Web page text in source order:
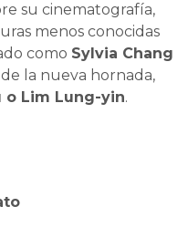
su cinematografía,
menos conocidas
como Sylvia Chang
la nueva hornada,
o Lim Lung-yin.